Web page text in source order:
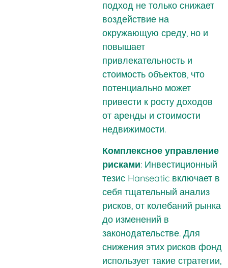
подход не только снижает
воздействие на
окружающую среду, но и
повышает
привлекательность и
стоимость объектов, что
потенциально может
привести к росту доходов
от аренды и стоимости
недвижимости.
Комплексное управление
рисками: Инвестиционный
тезис Hanseatic включает в
себя тщательный анализ
рисков, от колебаний рынка
до изменений в
законодательстве. Для
снижения этих рисков фонд
использует такие стратегии,